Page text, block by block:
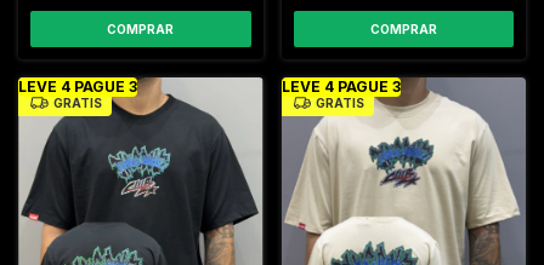
COMPRAR COMPRAR
LEVE 4 PAGUE 3
GRÁTIS
LEVE 4 PAGUE 3
GRÁTIS